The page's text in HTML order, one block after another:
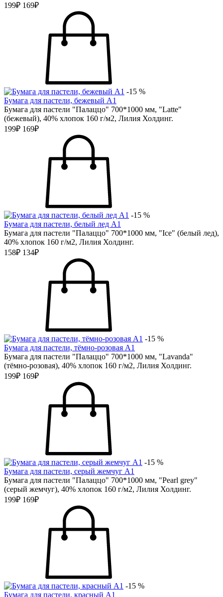
199₽ 169₽
-15 %
Бумага для пастели, бежевый А1
Бумага для пастели "Палаццо" 700*1000 мм, "Latte"
(бежевый), 40% хлопок 160 г/м2, Лилия Холдинг.
199₽ 169₽
-15 %
Бумага для пастели, белый лед А1
Бумага для пастели "Палаццо" 700*1000 мм, "Ice" (белый лед),
40% хлопок 160 г/м2, Лилия Холдинг.
158₽ 134₽
-15 %
Бумага для пастели, тёмно-розовая А1
Бумага для пастели "Палаццо" 700*1000 мм, "Lavanda"
(тёмно-розовая), 40% хлопок 160 г/м2, Лилия Холдинг.
199₽ 169₽
-15 %
Бумага для пастели, серый жемчуг А1
Бумага для пастели "Палаццо" 700*1000 мм, "Pearl grey"
(серый жемчуг), 40% хлопок 160 г/м2, Лилия Холдинг.
199₽ 169₽
-15 %
Бумага для пастели, красный А1